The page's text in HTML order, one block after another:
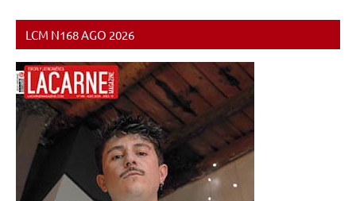
OPINIÓN
LCM N168 AGO 2026